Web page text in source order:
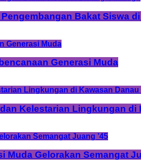
Bakat Siswa
Generasi Muda
Kelestarian Lingkungan di
Muda Gelorakan Semangat